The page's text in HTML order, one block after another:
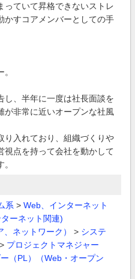
っていて昇格できないストレ
かすコアメンバーとしての手
し、半年に一度は社長面談を
が非常に近いオープンな社風
り入れており、組織づくりや
視点を持って会社を動かして
系 > Web、インターネット
ーネット関連)
ネットワーク）
> システ
> プロジェクトマネジャー
（PL）（Web・オープン